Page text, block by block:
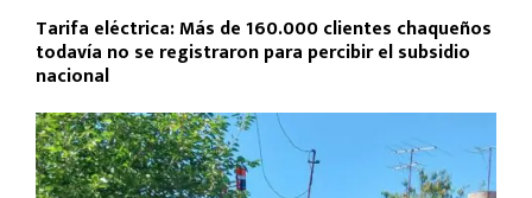
Tarifa eléctrica: Más de 160.000 clientes chaqueños
todavía no se registraron para percibir el subsidio
nacional